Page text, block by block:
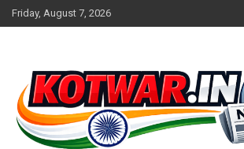
Skip
to
Friday, August 7, 2026